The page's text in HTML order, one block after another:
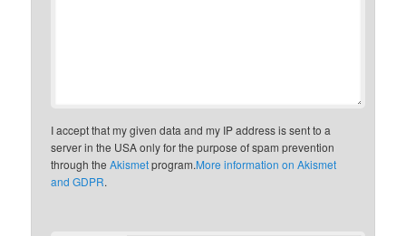
I accept that my given data and my IP address is sent to a
server in the USA only for the purpose of spam prevention
through theAkismetprogram.More information on Akismet
and GDPR.